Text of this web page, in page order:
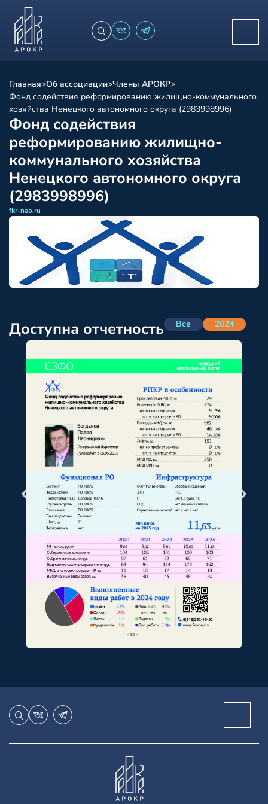
Главная>Об ассоциации>Члены АРОКР>
Фонд содействия реформированию жилищно-коммунального
хозяйства Ненецкого автономного округа (2983998996)
Фонд содействия
реформированию жилищно-
коммунального хозяйства
Ненецкого автономного округа
(2983998996)
fkr-nao.ru
Доступна отчетность Все 2024